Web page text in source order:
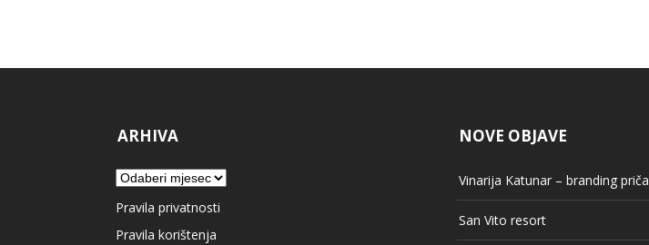
ARHIVA
Arhiva
Pravila privatnosti
Pravila korištenja
NOVE OBJAVE
Vinarija Katunar – branding priča
San Vito resort